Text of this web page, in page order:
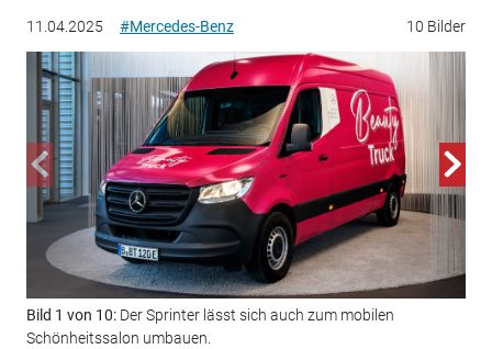
11.04.2025 #Mercedes-Benz 10 Bilder
Bild 1 von 10: Der Sprinter lässt sich auch zum mobilen
Schönheitssalon umbauen.